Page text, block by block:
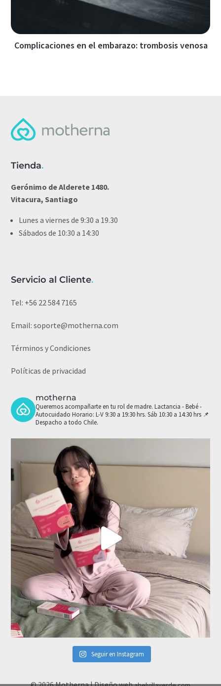
Complicaciones en el embarazo: trombosis venosa
Tienda.
Gerónimo de Alderete 1480.
Vitacura, Santiago
Lunes a viernes de 9:30 a 19.30
Sábados de 10:30 a 14:30
Servicio al Cliente.
Tel: +56 22 584 7165
Email:soporte@motherna.com
Términos y Condiciones
Políticas de privacidad
motherna
Queremos acompañarte en tu rol de madre. Lactancia - Bebé -
Autocuidado Horario: L-V 9:30 a 19:30 hrs. Sáb 10:30 a 14:30 hrs 📌
Despacho a todo Chile.
Seguir en Instagram